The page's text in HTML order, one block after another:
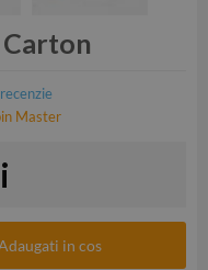
Carton
Master
in cos